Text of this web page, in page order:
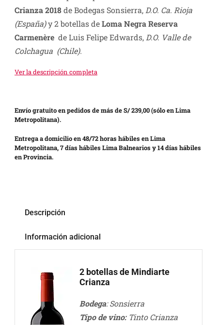
Crianza 2018de Bodegas Sonsierra, D.O. Ca. Rioja
(España)y 2 botellas deLoma Negra Reserva
Carmenère de Luis Felipe Edwards, D.O. Valle de
Colchagua (Chile).
Ver la descripción completa
Envío gratuito en pedidos de más de S/ 239,00 (sólo en Lima
Metropolitana).
Entrega a domicilio en 48/72 horas hábiles en Lima
Metropolitana, 7 días hábiles Lima Balnearios y 14 días hábiles
en Provincia.
Descripción
Información adicional
2 botellas de Mindiarte
Crianza
Bodega: Sonsierra
Tipo de vino:Tinto Crianza